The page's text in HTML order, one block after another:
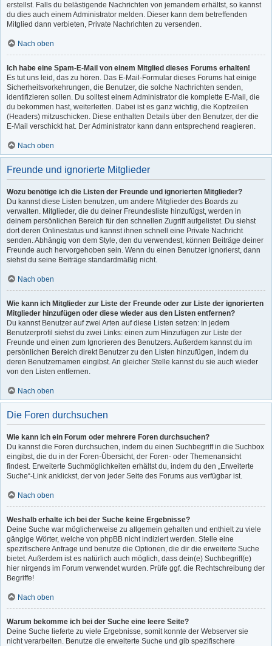
erstellst. Falls du belästigende Nachrichten von jemandem erhältst, so kannst
du dies auch einem Administrator melden. Dieser kann dem betreffenden
Mitglied dann verbieten, Private Nachrichten zu versenden.
Nach oben
Ich habe eine Spam-E-Mail von einem Mitglied dieses Forums erhalten!
Es tut uns leid, das zu hören. Das E-Mail-Formular dieses Forums hat einige
Sicherheitsvorkehrungen, die Benutzer, die solche Nachrichten senden,
identifizieren sollen. Du solltest einem Administrator die komplette E-Mail, die
du bekommen hast, weiterleiten. Dabei ist es ganz wichtig, die Kopfzeilen
(Headers) mitzuschicken. Diese enthalten Details über den Benutzer, der die
E-Mail verschickt hat. Der Administrator kann dann entsprechend reagieren.
Nach oben
Freunde und ignorierte Mitglieder
Wozu benötige ich die Listen der Freunde und ignorierten Mitglieder?
Du kannst diese Listen benutzen, um andere Mitglieder des Boards zu
verwalten. Mitglieder, die du deiner Freundesliste hinzufügst, werden in
deinem persönlichen Bereich für den schnellen Zugriff aufgelistet. Du siehst
dort deren Onlinestatus und kannst ihnen schnell eine Private Nachricht
senden. Abhängig von dem Style, den du verwendest, können Beiträge deiner
Freunde auch hervorgehoben sein. Wenn du einen Benutzer ignorierst, dann
siehst du seine Beiträge standardmäßig nicht.
Nach oben
Wie kann ich Mitglieder zur Liste der Freunde oder zur Liste der ignorierten
Mitglieder hinzufügen oder diese wieder aus den Listen entfernen?
Du kannst Benutzer auf zwei Arten auf diese Listen setzen: In jedem
Benutzerprofil siehst du zwei Links: einen zum Hinzufügen zur Liste der
Freunde und einen zum Ignorieren des Benutzers. Außerdem kannst du im
persönlichen Bereich direkt Benutzer zu den Listen hinzufügen, indem du
deren Benutzernamen eingibst. An gleicher Stelle kannst du sie auch wieder
von den Listen entfernen.
Nach oben
Die Foren durchsuchen
Wie kann ich ein Forum oder mehrere Foren durchsuchen?
Du kannst die Foren durchsuchen, indem du einen Suchbegriff in die Suchbox
eingibst, die du in der Foren-Übersicht, der Foren- oder Themenansicht
findest. Erweiterte Suchmöglichkeiten erhältst du, indem du den „Erweiterte
Suche“-Link anklickst, der von jeder Seite des Forums aus verfügbar ist.
Nach oben
Weshalb erhalte ich bei der Suche keine Ergebnisse?
Deine Suche war möglicherweise zu allgemein gehalten und enthielt zu viele
gängige Wörter, welche von phpBB nicht indiziert werden. Stelle eine
spezifischere Anfrage und benutze die Optionen, die dir die erweiterte Suche
bietet. Außerdem ist es natürlich auch möglich, dass dein(e) Suchbegriff(e)
hier nirgends im Forum verwendet wurden. Prüfe ggf. die Rechtschreibung der
Begriffe!
Nach oben
Warum bekomme ich bei der Suche eine leere Seite?
Deine Suche lieferte zu viele Ergebnisse, somit konnte der Webserver sie
nicht verarbeiten. Benutze die erweiterte Suche und gib spezifischere